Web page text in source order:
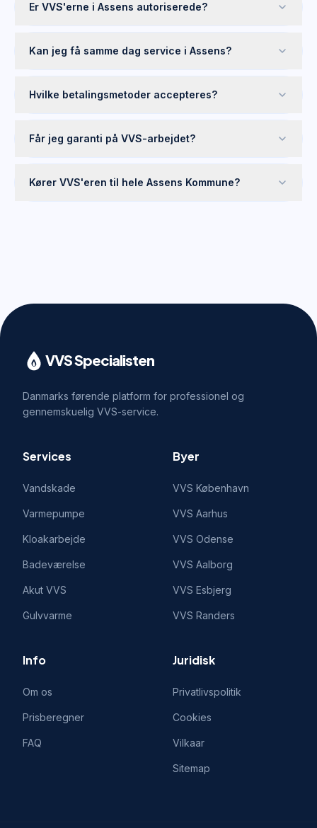
Er VVS'erne i Assens autoriserede?
Kan jeg få samme dag service i Assens?
Hvilke betalingsmetoder accepteres?
Får jeg garanti på VVS-arbejdet?
Kører VVS'eren til hele Assens Kommune?
VVS Specialisten
Danmarks førende platform for professionel og
gennemskuelig VVS-service.
Services
Vandskade
Varmepumpe
Kloakarbejde
Badeværelse
Akut VVS
Gulvvarme
Byer
VVS København
VVS Aarhus
VVS Odense
VVS Aalborg
VVS Esbjerg
VVS Randers
Info
Om os
Prisberegner
FAQ
Juridisk
Privatlivspolitik
Cookies
Vilkaar
Sitemap